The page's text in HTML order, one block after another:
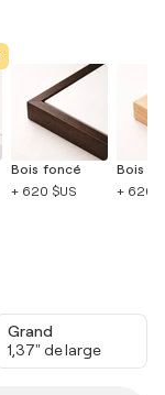
Bois foncé
+ 620 $US
Bois
+ 620
Grand
1,37" de large